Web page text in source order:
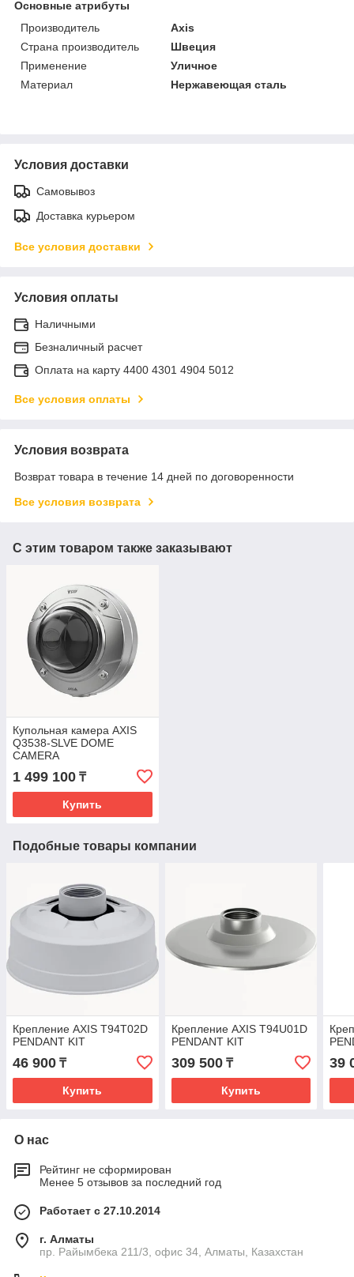
Основные атрибуты
Производитель
Axis
Страна производитель
Швеция
Применение
Уличное
Материал
Нержавеющая сталь
Условия доставки
Самовывоз
Доставка курьером
Все условия доставки
Условия оплаты
Наличными
Безналичный расчет
Оплата на карту 4400 4301 4904 5012
Все условия оплаты
Условия возврата
Возврат товара в течение 14 дней по договоренности
Все условия возврата
С этим товаром также заказывают
Купольная камера AXIS
Q3538-SLVE DOME
CAMERA
1 499 100 ₸
Купить
Подобные товары компании
Крепление AXIS T94T02D
PENDANT KIT
46 900 ₸
Купить
Крепление AXIS T94U01D
PENDANT KIT
309 500₸
Купить
39
О нас
Рейтинг не сформирован
Менее 5 отзывов за последний год
Работает с 27.10.2014
г. Алматы
пр. Райымбека 211/3, офис 34, Алматы, Казахстан